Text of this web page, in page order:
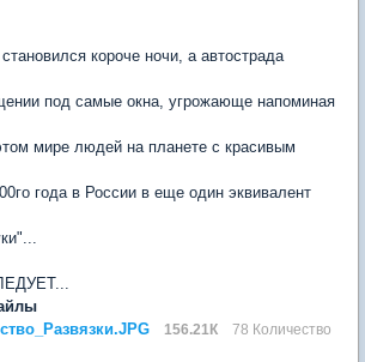
короче ночи, а автострада
под самые окна, угрожающе напоминая
мире людей на планете с красивым
года в России в еще один эквивалент
156.21К
78 Количество